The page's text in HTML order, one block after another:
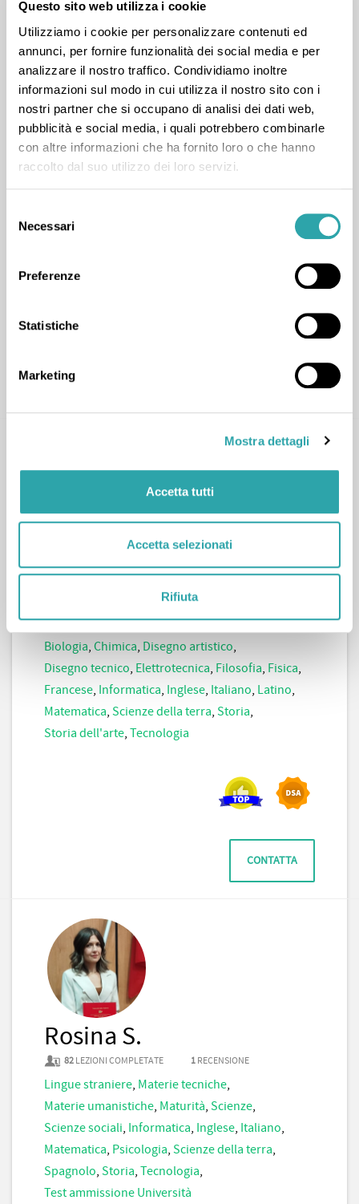
Questo sito web utilizza i cookie
Utilizziamo i cookie per personalizzare contenuti ed
annunci, per fornire funzionalità dei social media e per
analizzare il nostro traffico. Condividiamo inoltre
informazioni sul modo in cui utilizza il nostro sito con i
nostri partner che si occupano di analisi dei dati web,
pubblicità e social media, i quali potrebbero combinarle
con altre informazioni che ha fornito loro o che hanno
raccolto dal suo utilizzo dei loro servizi.
delNecessari
Preferenze
Statistiche
Marketing
Mostra dettagli
Accetta tutti
Accetta selezionati
Rifiuta
Anna L.
54 LEZIONI COMPLETATE 2RECENSIONI
Lingue straniere,Materie tecniche,
Italiano,
Matematica
CONTATTA
Gaetano A.
47LEZIONI COMPLETATE 7RECENSIONI
,Materie tecniche
Materie umanistiche,Scienze,Architettura,
Biologia, Chimica, Disegno artistico,
Disegno tecnico, Elettrotecnica, Filosofia, Fisica,
Francese, Informatica, Inglese, Italiano, Latino,
Matematica, Scienze della terra, Storia,
Storia dell'arte, Tecnologia
CONTATTA
Rosina S.
82 LEZIONI COMPLETATE 1 RECENSIONE
Lingue straniere, Materie tecniche,
Materie umanistiche, Maturità, Scienze,
Scienze sociali, Informatica, Inglese, Italiano,
Matematica, Psicologia, Scienze della terra,
Spagnolo, Storia, Tecnologia,
Test ammissione Università